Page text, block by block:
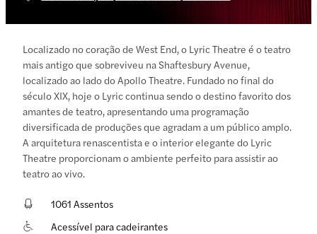
Localizado no coração de West End, o Lyric Theatre é o teatro
mais antigo que sobreviveu na Shaftesbury Avenue,
localizado ao lado do Apollo Theatre. Fundado no final do
século XIX, hoje o Lyric continua sendo o destino favorito dos
amantes de teatro, apresentando uma programação
diversificada de produções que agradam a um público amplo.
A arquitetura renascentista e o interior elegante do Lyric
Theatre proporcionam o ambiente perfeito para assistir ao
teatro ao vivo.
1061 Assentos
Acessível para cadeirantes